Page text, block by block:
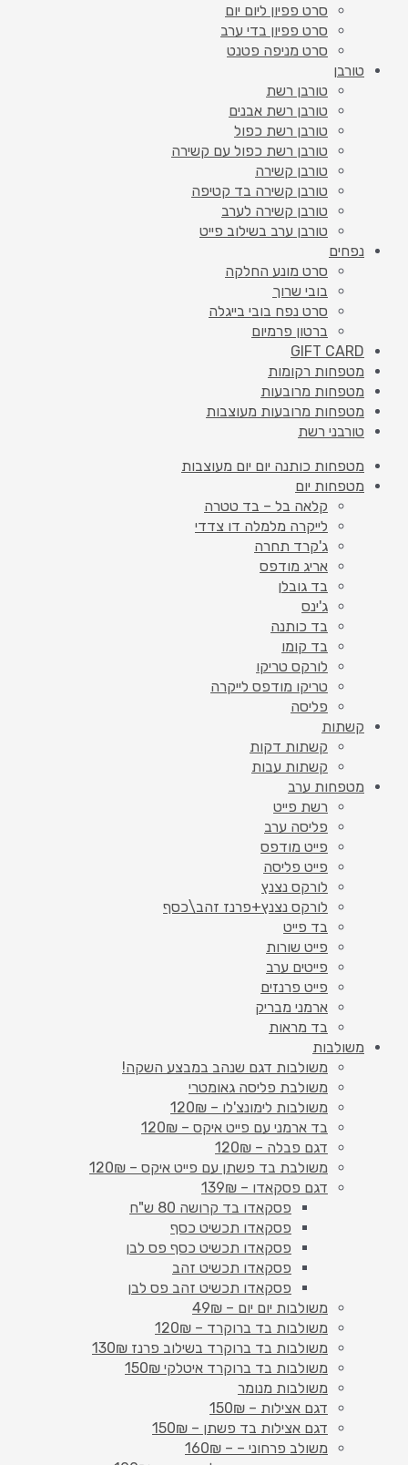
סרט פפיון ליום יום
סרט פפיון בדי ערב
סרט מניפה פטנט
טורבן
טורבן רשת
טורבן רשת אבנים
טורבן רשת כפול
טורבן רשת כפול עם קשירה
טורבן קשירה
טורבן קשירה בד קטיפה
טורבן קשירה לערב
טורבן ערב בשילוב פייט
נפחים
סרט מונע החלקה
בובי שרוך
סרט נפח בובי בייגלה
ברטון פרמיום
GIFT CARD
מטפחות רקומות
מטפחות מרובעות
מטפחות מרובעות מעוצבות
טורבני רשת
מטפחות כותנה יום יום מעוצבות
מטפחות יום
קלאה בל – בד טטרה
לייקרה מלמלה דו צדדי
ג'קרד תחרה
אריג מודפס
בד גובלן
ג'ינס
בד כותנה
בד קומו
לורקס טריקו
טריקו מודפס לייקרה
פליסה
קשתות
קשתות דקות
קשתות עבות
מטפחות ערב
רשת פייט
פליסה ערב
פייט מודפס
פייט פליסה
לורקס נצנץ
לורקס נצנץ+פרנז זהב\כסף
בד פייט
פייט שורות
פייטים ערב
פייט פרנזים
ארמני מבריק
בד מראות
משולבות
משולבות דגם שנהב במבצע השקה!
משולבת פליסה גאומטרי
משולבות לימונצ'לו – 120₪
בד ארמני עם פייט איקס – 120₪
דגם פבלה – 120₪
משולבת בד פשתן עם פייט איקס – 120₪
דגם פסקאדו – 139₪
פסקאדו בד קרושה 80 ש"ח
פסקאדו תכשיט כסף
פסקאדו תכשיט כסף פס לבן
פסקאדו תכשיט זהב
פסקאדו תכשיט זהב פס לבן
משולבות יום יום – 49₪
משולבות בד ברוקרד – 120₪
משולבות בד ברוקרד בשילוב פרנז 130₪
משולבות בד ברוקרד איטלקי 150₪
משולבות מנומר
דגם אצילות – 150₪
דגם אצילות בד פשתן – 150₪
משולב פרחוני – – 160₪